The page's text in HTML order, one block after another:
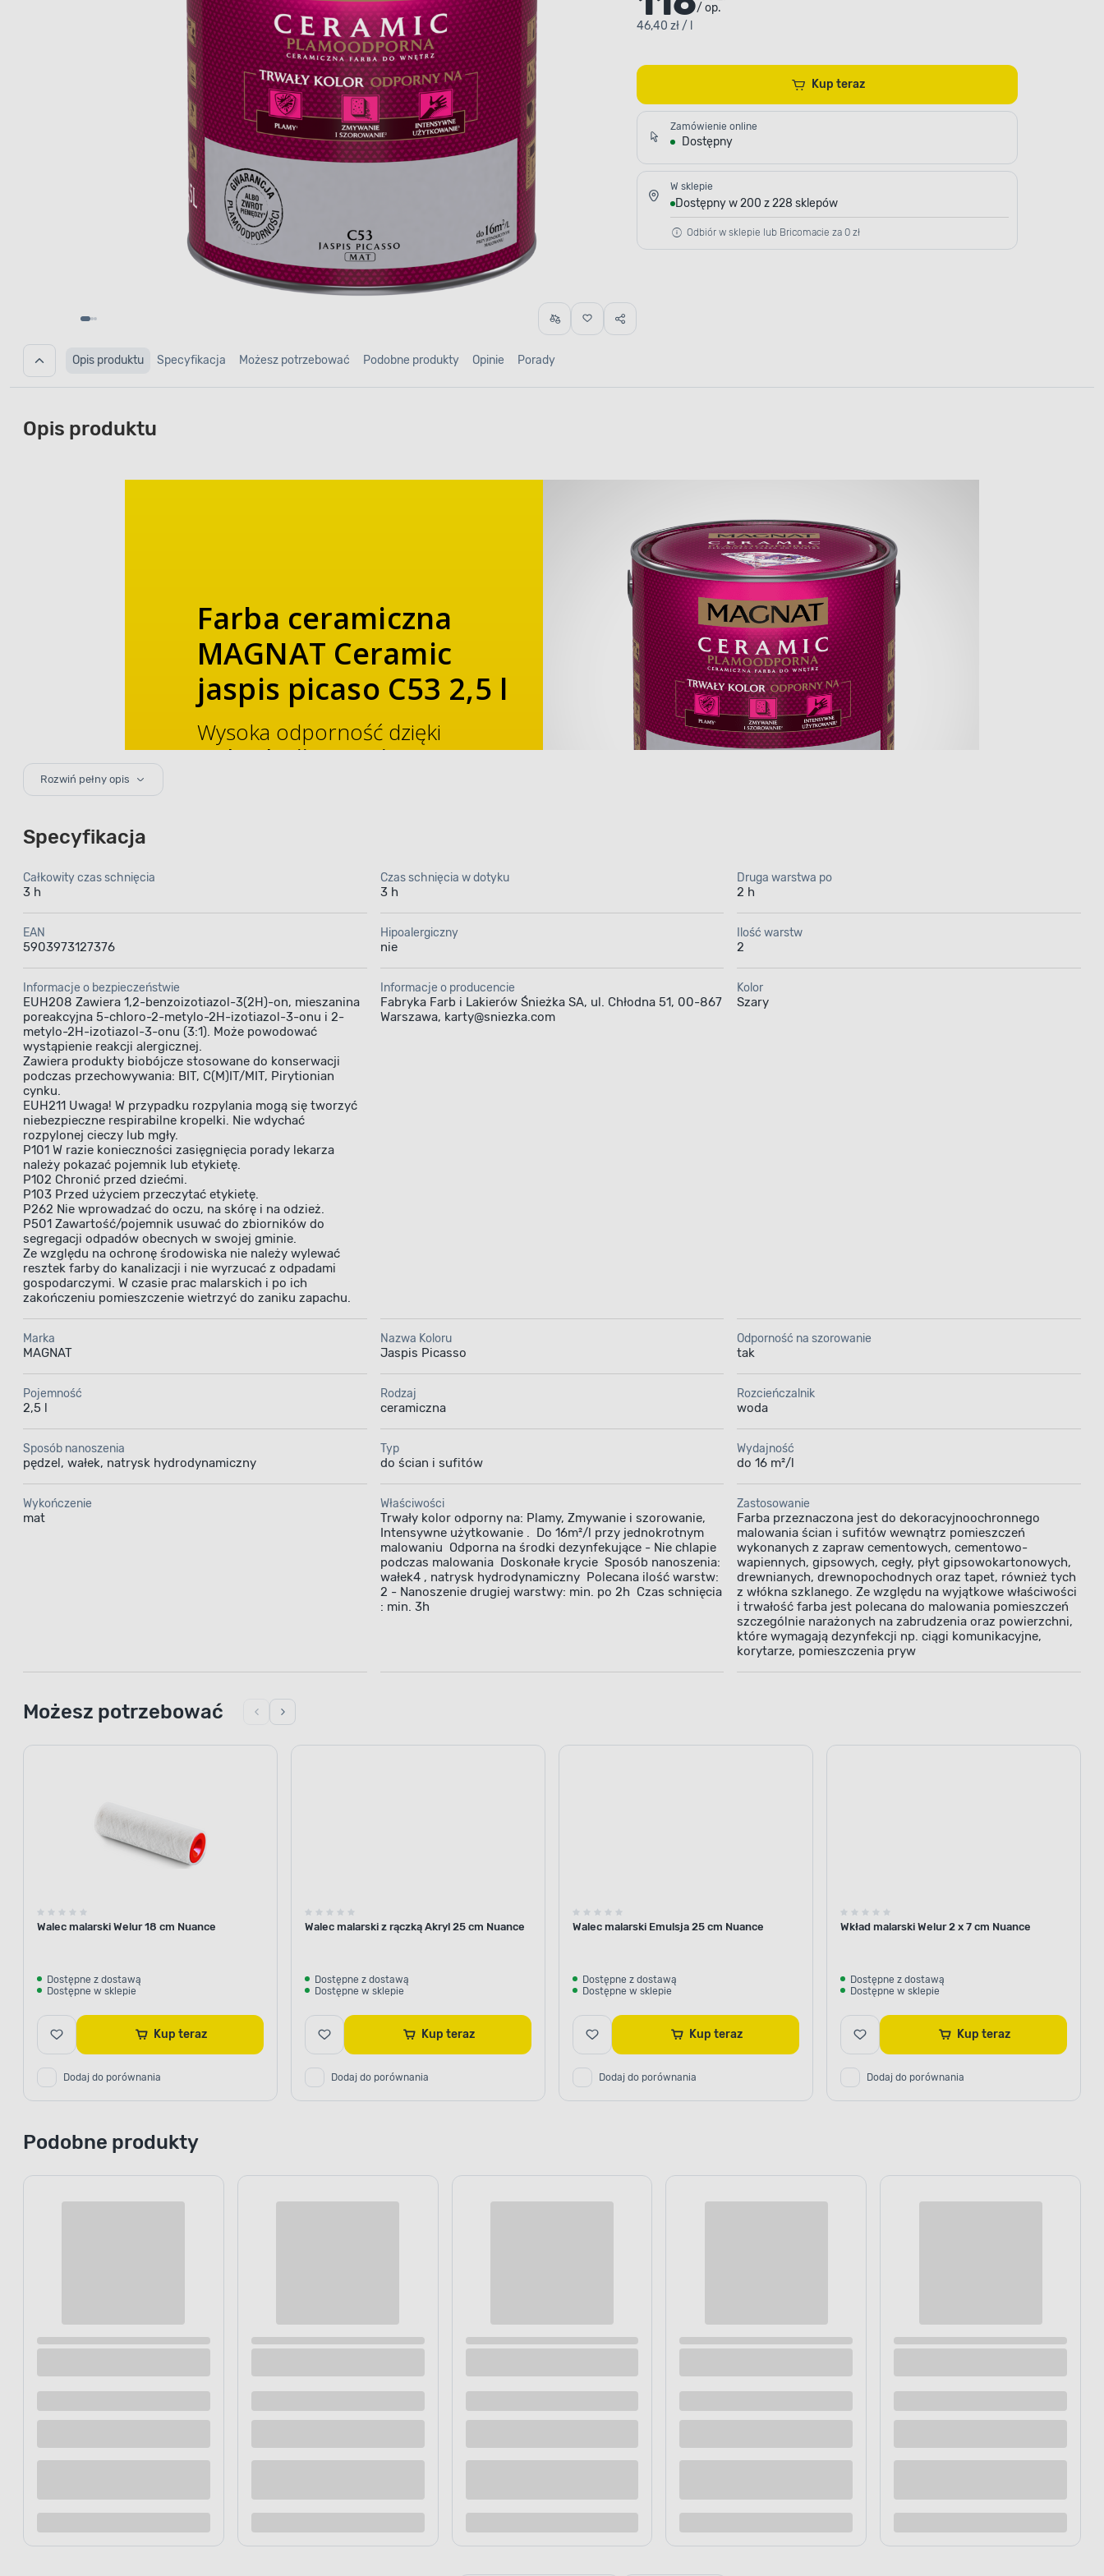
/ op.
46,40 zł / l
Kup teraz
Zamówienie online
Dostępny
W sklepie
Dostępny w 200 z 228 sklepów
Odbiór w sklepie lub Bricomacie za 0 zł
Opis produktu Specyfikacja Możesz potrzebować Podobne produkty Opinie Porady
Opis produktu
Farba ceramiczna
MAGNAT Ceramic
jaspis picaso C53 2,5 l
Wysoka odporność dzięki
technologii Ceramic System
Farba ceramiczna MAGNAT Ceramic jaspis
picaso C53 2,5 l
– trwałość i nieskazitelny kolor na lata
Farba ceramiczna MAGNAT Ceramic jaspis picaso C53 2,5 l bazuje
sprawia, że wykończenie jest matowe, a kolor jest nie tylko trwały,
czy intensywne użytkowanie. Farba nadaje się do malowania ścian
System
Powłoka
nieabsorbująca
zabrudzeń
TECHNOLOGIA CERAMIC SYSTEM
Wyjątkowe właściwości
na długo, a nieestetyczne zabrudzenia nie wnikną w głąb
POWŁOKA NIEABSORBUJĄCA ZABRUDZEŃ
Unikalna formuła
Emulsja nie absorbuje m.in. trudnych zabrudzeń z ketchupu,
czy napojów, takich jak kawa, herbata lub wino. Dlatego farba
APLIKACJA FARBY
Idealnie intensywny kolor ścian
Rozwiń pełny opis
Specyfikacja
Całkowity czas schnięcia
3 h
Czas schnięcia w dotyku
3 h
Druga warstwa po
2 h
EAN
5903973127376
Hipoalergiczny
nie
Ilość warstw
2
Informacje o bezpieczeństwie
EUH208 Zawiera 1,2-benzoizotiazol-3(2H)-on, mieszanina
poreakcyjna 5-chloro-2-metylo-2H-izotiazol-3-onu i 2-
metylo-2H-izotiazol-3-onu (3:1). Może powodować
wystąpienie reakcji alergicznej.
Zawiera produkty biobójcze stosowane do konserwacji
podczas przechowywania: BIT, C(M)IT/MIT, Pirytionian
cynku.
EUH211 Uwaga! W przypadku rozpylania mogą się tworzyć
niebezpieczne respirabilne kropelki. Nie wdychać
rozpylonej cieczy lub mgły.
P101 W razie konieczności zasięgnięcia porady lekarza
należy pokazać pojemnik lub etykietę.
P102 Chronić przed dziećmi.
P103 Przed użyciem przeczytać etykietę.
P262 Nie wprowadzać do oczu, na skórę i na odzież.
P501 Zawartość/pojemnik usuwać do zbiorników do
segregacji odpadów obecnych w swojej gminie.
Ze względu na ochronę środowiska nie należy wylewać
resztek farby do kanalizacji i nie wyrzucać z odpadami
gospodarczymi. W czasie prac malarskich i po ich
zakończeniu pomieszczenie wietrzyć do zaniku zapachu.
Informacje o producencie
Fabryka Farb i Lakierów Śnieżka SA, ul. Chłodna 51, 00-867
Warszawa, karty@sniezka.com
Kolor
Szary
Marka
MAGNAT
Nazwa Koloru
Jaspis Picasso
Odporność na szorowanie
tak
Pojemność
2,5 l
Rodzaj
ceramiczna
Rozcieńczalnik
woda
Sposób nanoszenia
pędzel, wałek, natrysk hydrodynamiczny
Typ
do ścian i sufitów
Wydajność
do 16 m²/l
Wykończenie
mat
Właściwości
Trwały kolor odporny na: Plamy, Zmywanie i szorowanie,
Intensywne użytkowanie . ­ Do 16m²/l przy jednokrotnym
malowaniu ­ Odporna na środki dezynfekujące - Nie chlapie
podczas malowania ­ Doskonałe krycie ­ Sposób nanoszenia:
wałek4 , natrysk hydrodynamiczny ­ Polecana ilość warstw:
2 - Nanoszenie drugiej warstwy: min. po 2h ­ Czas schnięcia
: min. 3h
Zastosowanie
Farba przeznaczona jest do dekoracyjno­ochronnego
malowania ścian i sufitów wewnątrz pomieszczeń
wykonanych z zapraw cementowych, cementowo­
wapiennych, gipsowych, cegły, płyt gipsowo­kartonowych,
drewnianych, drewnopochodnych oraz tapet, również tych
z włókna szklanego. Ze względu na wyjątkowe właściwości
i trwałość farba jest polecana do malowania pomieszczeń
szczególnie narażonych na zabrudzenia oraz powierzchni,
które wymagają dezynfekcji np. ciągi komunikacyjne,
korytarze, pomieszczenia pryw
Możesz potrzebować
Walec malarski Welur 18 cm Nuance
Dostępne z dostawą
Dostępne w sklepie
Kup teraz
Dodaj do porównania
Walec malarski z rączką Akryl 25 cm Nuance
Dostępne z dostawą
Dostępne w sklepie
Kup teraz
Dodaj do porównania
Walec malarski Emulsja 25 cm Nuance
Dostępne z dostawą
Dostępne w sklepie
Kup teraz
Dodaj do porównania
Wkład malarski Welur 2 x 7 cm Nuance
Dostępne z dostawą
Dostępne w sklepie
Kup teraz
Dodaj do porównania
Podobne produkty